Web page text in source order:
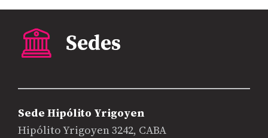
Sede Hipólito Yrigoyen
Hipólito Yrigoyen 3242, CABA